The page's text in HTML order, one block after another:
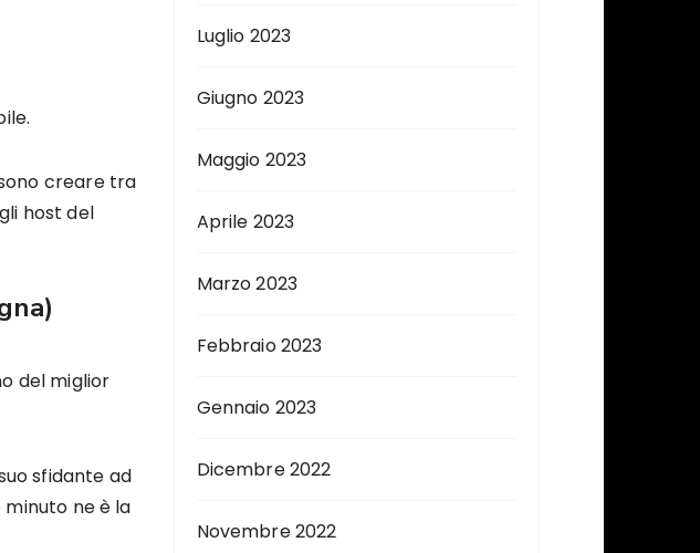
creare tra
host del
del miglior
sfidante ad
ne è la
Luglio 2023
Giugno 2023
Maggio 2023
Aprile 2023
Marzo 2023
Febbraio 2023
Gennaio 2023
Dicembre 2022
Novembre 2022